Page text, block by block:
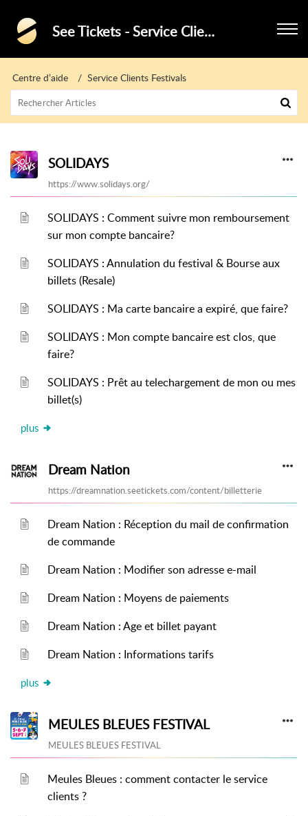
See Tickets - Service Clients - Festivals
Centre d’aide Service Clients Festivals
SOLIDAYS
https://www.solidays.org/
SOLIDAYS : Comment suivre mon remboursement
sur mon compte bancaire?
SOLIDAYS : Annulation du festival & Bourse aux
billets (Resale)
SOLIDAYS : Ma carte bancaire a expiré, que faire?
SOLIDAYS : Mon compte bancaire est clos, que
faire?
SOLIDAYS : Prêt au telechargement de mon ou mes
billet(s)
plus
Dream Nation
https://dreamnation.seetickets.com/content/billetterie
Dream Nation : Réception du mail de confirmation
de commande
Dream Nation : Modifier son adresse e-mail
Dream Nation : Moyens de paiements
Dream Nation : Age et billet payant
Dream Nation : Informations tarifs
plus
MEULES BLEUES FESTIVAL
MEULES BLEUES FESTIVAL
Meules Bleues : comment contacter le service
clients ?